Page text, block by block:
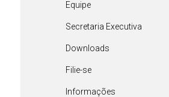
Equipe
Secretaria Executiva
Downloads
Filie-se
Informações